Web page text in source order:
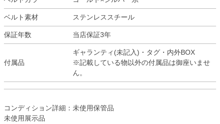
ベルト素材 ステンレススチール
保証年数 当店保証3年
付属品
ギャランティ(未記入)・タグ・内外BOX
※記載している物以外の付属品は御座いませ
ん。
コンディション詳細：未使用保管品
未使用展示品